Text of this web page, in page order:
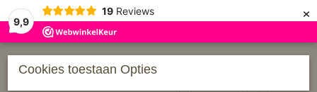
9,9
19 Reviews ×
Cookies toestaan Opties